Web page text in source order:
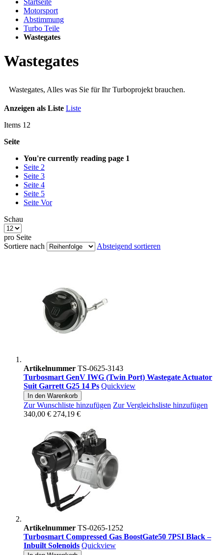
Motorsport
Abstimmung
Turbo Teile
Wastegates
Wastegates
Wastegates, Alles was Sie für Ihr Turboprojekt brauchen.
Anzeigen als Liste Liste
Items 12
Seite
You're currently reading page 1
Seite 2
Seite 3
Seite 4
Seite 5
Seite Vor
Schau
pro Seite
Sortiere nach
Absteigend sortieren
Artikelnummer TS-0625-3143
Turbosmart GenV IWG (Twin Port) Wastegate Actuator
Suit Garrett G25 14 Ps Quickview
In den Warenkorb
Zur Wunschliste hinzufügen Zur Vergleichsliste hinzufügen
340,00 € 274,19 €
Artikelnummer TS-0265-1252
Turbosmart Compressed Gas BoostGate50 7PSI Black –
Inbuilt Solenoids Quickview